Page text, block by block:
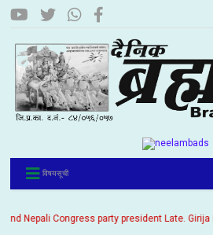
विषयसूची
Nepali Congress party president Late. Girija